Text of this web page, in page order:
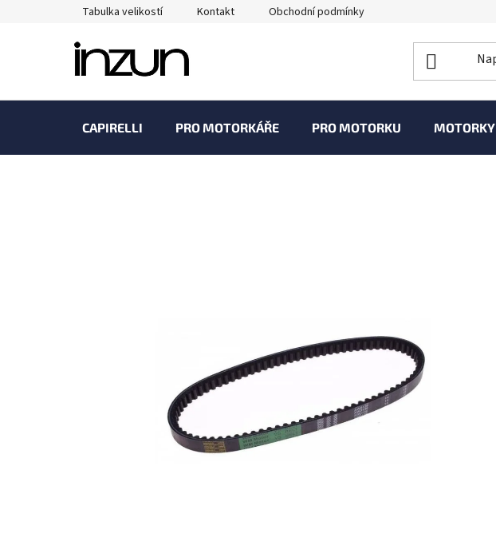
Tabulka velikostí Kontakt Obchodní podmínky
CAPIRELLI PRO MOTORKÁŘE PRO MOTORKU MOTORKY